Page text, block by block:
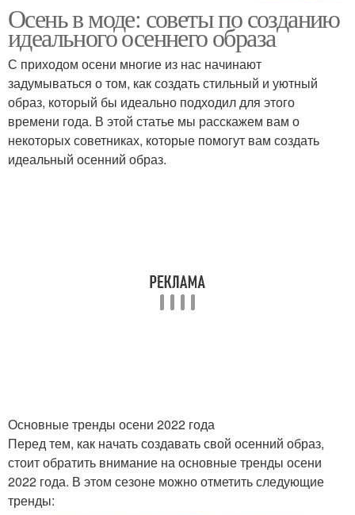
Образа для женщин Стильный образ
Образ для осеннего
сезона
Узоры в осенней
одежде
Женские образа Образа на осень
Осень в моде: советы по созданию
идеального осеннего образа
С приходом осени многие из нас начинают
задумываться о том, как создать стильный и уютный
образ, который бы идеально подходил для этого
времени года. В этой статье мы расскажем вам о
некоторых советниках, которые помогут вам создать
идеальный осенний образ.
Основные тренды осени 2022 года
Перед тем, как начать создавать свой осенний образ,
стоит обратить внимание на основные тренды осени
2022 года. В этом сезоне можно отметить следующие
тренды: